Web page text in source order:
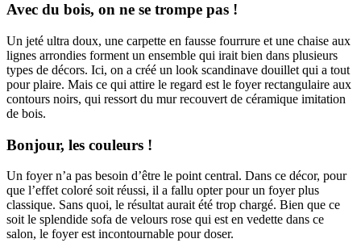
Avec du bois, on ne se trompe pas !
Un jeté ultra doux, une carpette en fausse fourrure et une chaise aux
lignes arrondies forment un ensemble qui irait bien dans plusieurs
types de décors. Ici, on a créé un look scandinave douillet qui a tout
pour plaire. Mais ce qui attire le regard est le foyer rectangulaire aux
contours noirs, qui ressort du mur recouvert de céramique imitation
de bois.
Bonjour, les couleurs !
Un foyer n’a pas besoin d’être le point central. Dans ce décor, pour
que l’effet coloré soit réussi, il a fallu opter pour un foyer plus
classique. Sans quoi, le résultat aurait été trop chargé. Bien que ce
soit le splendide sofa de velours rose qui est en vedette dans ce
salon, le foyer est incontournable pour doser.